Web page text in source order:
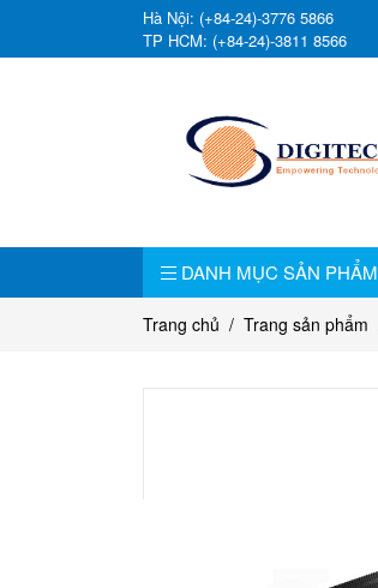
Hà Nội: (+84-24)-3776 5866
TP HCM: (+84-24)-3811 8566
DANH MỤC SẢN PHẨM
Trang chủ Trang sản phẩm